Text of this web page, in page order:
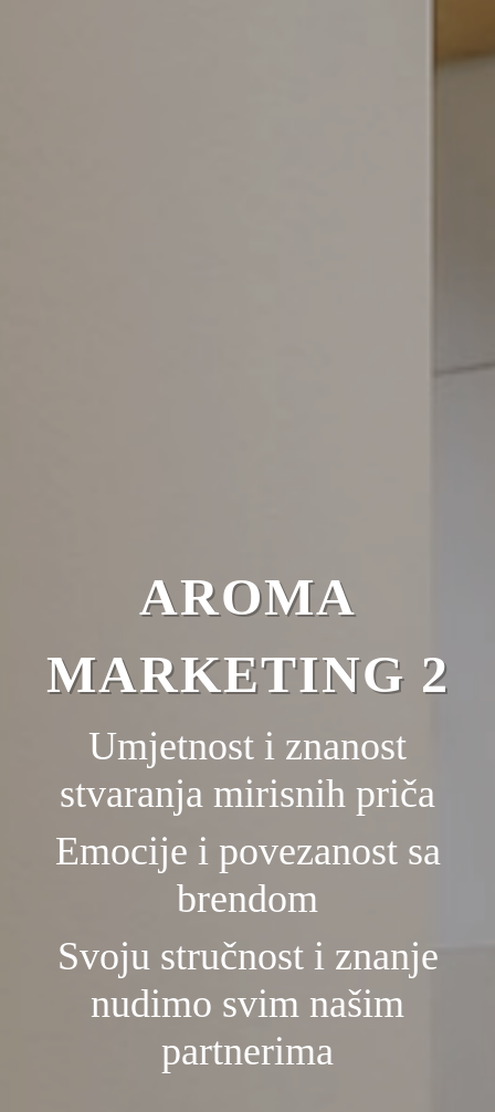
AROMA
MARKETING
Umjetnost i znanost
stvaranja mirisnih priča
Emocije i povezanost sa
brendom
Svoju stručnost i znanje
nudimo svim našim
partnerima
AROMA
MARKETING 2
Umjetnost i znanost
stvaranja mirisnih priča
Emocije i povezanost sa
brendom
Svoju stručnost i znanje
nudimo svim našim
partnerima